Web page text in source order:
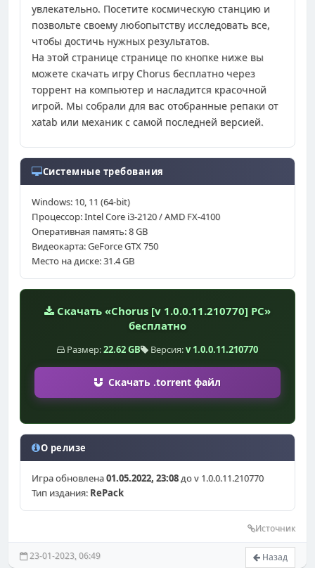
увлекательно. Посетите космическую станцию и
позвольте своему любопытству исследовать все,
чтобы достичь нужных результатов.
На этой странице странице по кнопке ниже вы
можете скачать игру Chorus бесплатно через
торрент на компьютер и насладится красочной
игрой. Мы собрали для вас отобранные репаки от
xatab или механик с самой последней версией.
Системные требования
Windows: 10, 11 (64-bit)
Процессор: Intel Core i3-2120 / AMD FX-4100
Оперативная память: 8 GB
Видеокарта: GeForce GTX 750
Место на диске: 31.4 GB
Скачать «Chorus [v 1.0.0.11.210770] PC»
бесплатно
Размер:22.62 GB Версия:v 1.0.0.11.210770
Скачать .torrent файл
О релизе
Игра обновлена01.05.2022, 23:08до v 1.0.0.11.210770
Тип издания: RePack
Источник
Назад
23-01-2023, 06:49